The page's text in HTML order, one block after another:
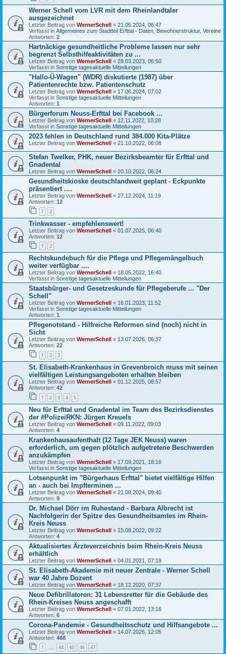
Werner Schell vom LVR mit dem Rheinlandtaler
ausgezeichnet
Letzter Beitrag von WernerSchell « 21.05.2024, 06:47
Verfasst in Allgemeines zum Stadtteil Erfttal - Daten, Bewohnerstruktur, Vereine
Antworten: 2
Hartnäckige gesundheitliche Probleme lassen nur sehr
begrenzt Selbsthilfeaktivitäten zu ...
Letzter Beitrag von WernerSchell « 28.03.2023, 06:50
Verfasst in Sonstige tagesaktuelle Mitteilungen
"Hallo-Ü-Wagen" (WDR) diskutierte (1987) über
Patientenrechte bzw. Patientenschutz
Letzter Beitrag von WernerSchell « 17.06.2024, 07:02
Verfasst in Sonstige tagesaktuelle Mitteilungen
Antworten: 1
Bürgerforum Neuss-Erfttal bei Facebook ...
Letzter Beitrag von WernerSchell « 12.11.2022, 10:28
Verfasst in Sonstige tagesaktuelle Mitteilungen
2023 fehlen in Deutschland rund 384.000 Kita-Plätze
Letzter Beitrag von WernerSchell « 21.10.2022, 06:08
Stefan Twelker, PHK, neuer Bezirksbeamter für Erfttal und
Gnadental
Letzter Beitrag von WernerSchell « 20.10.2022, 06:24
Gesundheitskioske deutschlandweit geplant - Eckpunkte
präsentiert ....
Letzter Beitrag von WernerSchell « 27.12.2024, 11:19
Antworten: 12
1 2
Trinkwasser - empfehlenswert!
Letzter Beitrag von WernerSchell « 01.07.2025, 06:40
Antworten: 12
1 2
Rechtskundebuch für die Pflege und Pflegemängelbuch
weiter verfügbar ....
Letzter Beitrag von WernerSchell « 18.05.2022, 16:40
Verfasst in Sonstige tagesaktuelle Mitteilungen
Staatsbürger- und Gesetzeskunde für Pflegeberufe ... "Der
Schell"
Letzter Beitrag von WernerSchell « 16.01.2023, 11:52
Verfasst in Sonstige tagesaktuelle Mitteilungen
Antworten: 1
Pflegenotstand - Hilfreiche Reformen sind (noch) nicht in
Sicht
Letzter Beitrag von WernerSchell « 13.07.2026, 06:37
Antworten: 22
1 2 3
St. Elisabeth-Krankenhaus in Grevenbroich muss mit seinen
vielfältigen Leistungsangeboten erhalten bleiben
Letzter Beitrag von WernerSchell « 01.12.2025, 08:57
Antworten: 42
1 2 3 4 5
Neu für Erfttal und Gnadental im Team des Bezirksdienstes
der #PolizeiRKN: Jürgen Kreuels
Letzter Beitrag von WernerSchell « 09.11.2022, 09:03
Antworten: 4
Krankenhausaufenthalt (12 Tage JEK Neuss) waren
erforderlich, um gegen plötzlich aufgetretene Beschwerden
anzukämpfen
Letzter Beitrag von WernerSchell « 17.09.2021, 18:16
Verfasst in Sonstige tagesaktuelle Mitteilungen
Lotsenpunkt im "Bürgerhaus Erfttal" bietet vielfältige Hilfen
an - auch bei Impfterminen ...
Letzter Beitrag von WernerSchell « 21.08.2024, 09:40
Antworten: 9
Dr. Michael Dörr im Ruhestand - Barbara Albrecht ist
Nachfolgerin der Spitze des Gesundheitsamtes im Rhein-
Kreis Neuss
Letzter Beitrag von WernerSchell « 15.08.2022, 09:22
Antworten: 4
Aktualisiertes Ärzteverzeichnis beim Rhein-Kreis Neuss
erhältlich
Letzter Beitrag von WernerSchell « 04.01.2021, 07:19
St. Elisabeth-Akademie mit neuer Zentrale - Werner Schell
war 40 Jahre Dozent
Letzter Beitrag von WernerSchell « 18.12.2020, 07:37
Neue Defibrillatoren: 31 Lebensretter für die Gebäude des
Rhein-Kreises Neuss angeschafft
Letzter Beitrag von WernerSchell « 07.01.2022, 13:16
Antworten: 6
Corona-Pandemie - Gesundheitsschutz und Hilfsangebote ...
Letzter Beitrag von WernerSchell « 14.07.2026, 12:05
Antworten: 468
1 44 45 46 47